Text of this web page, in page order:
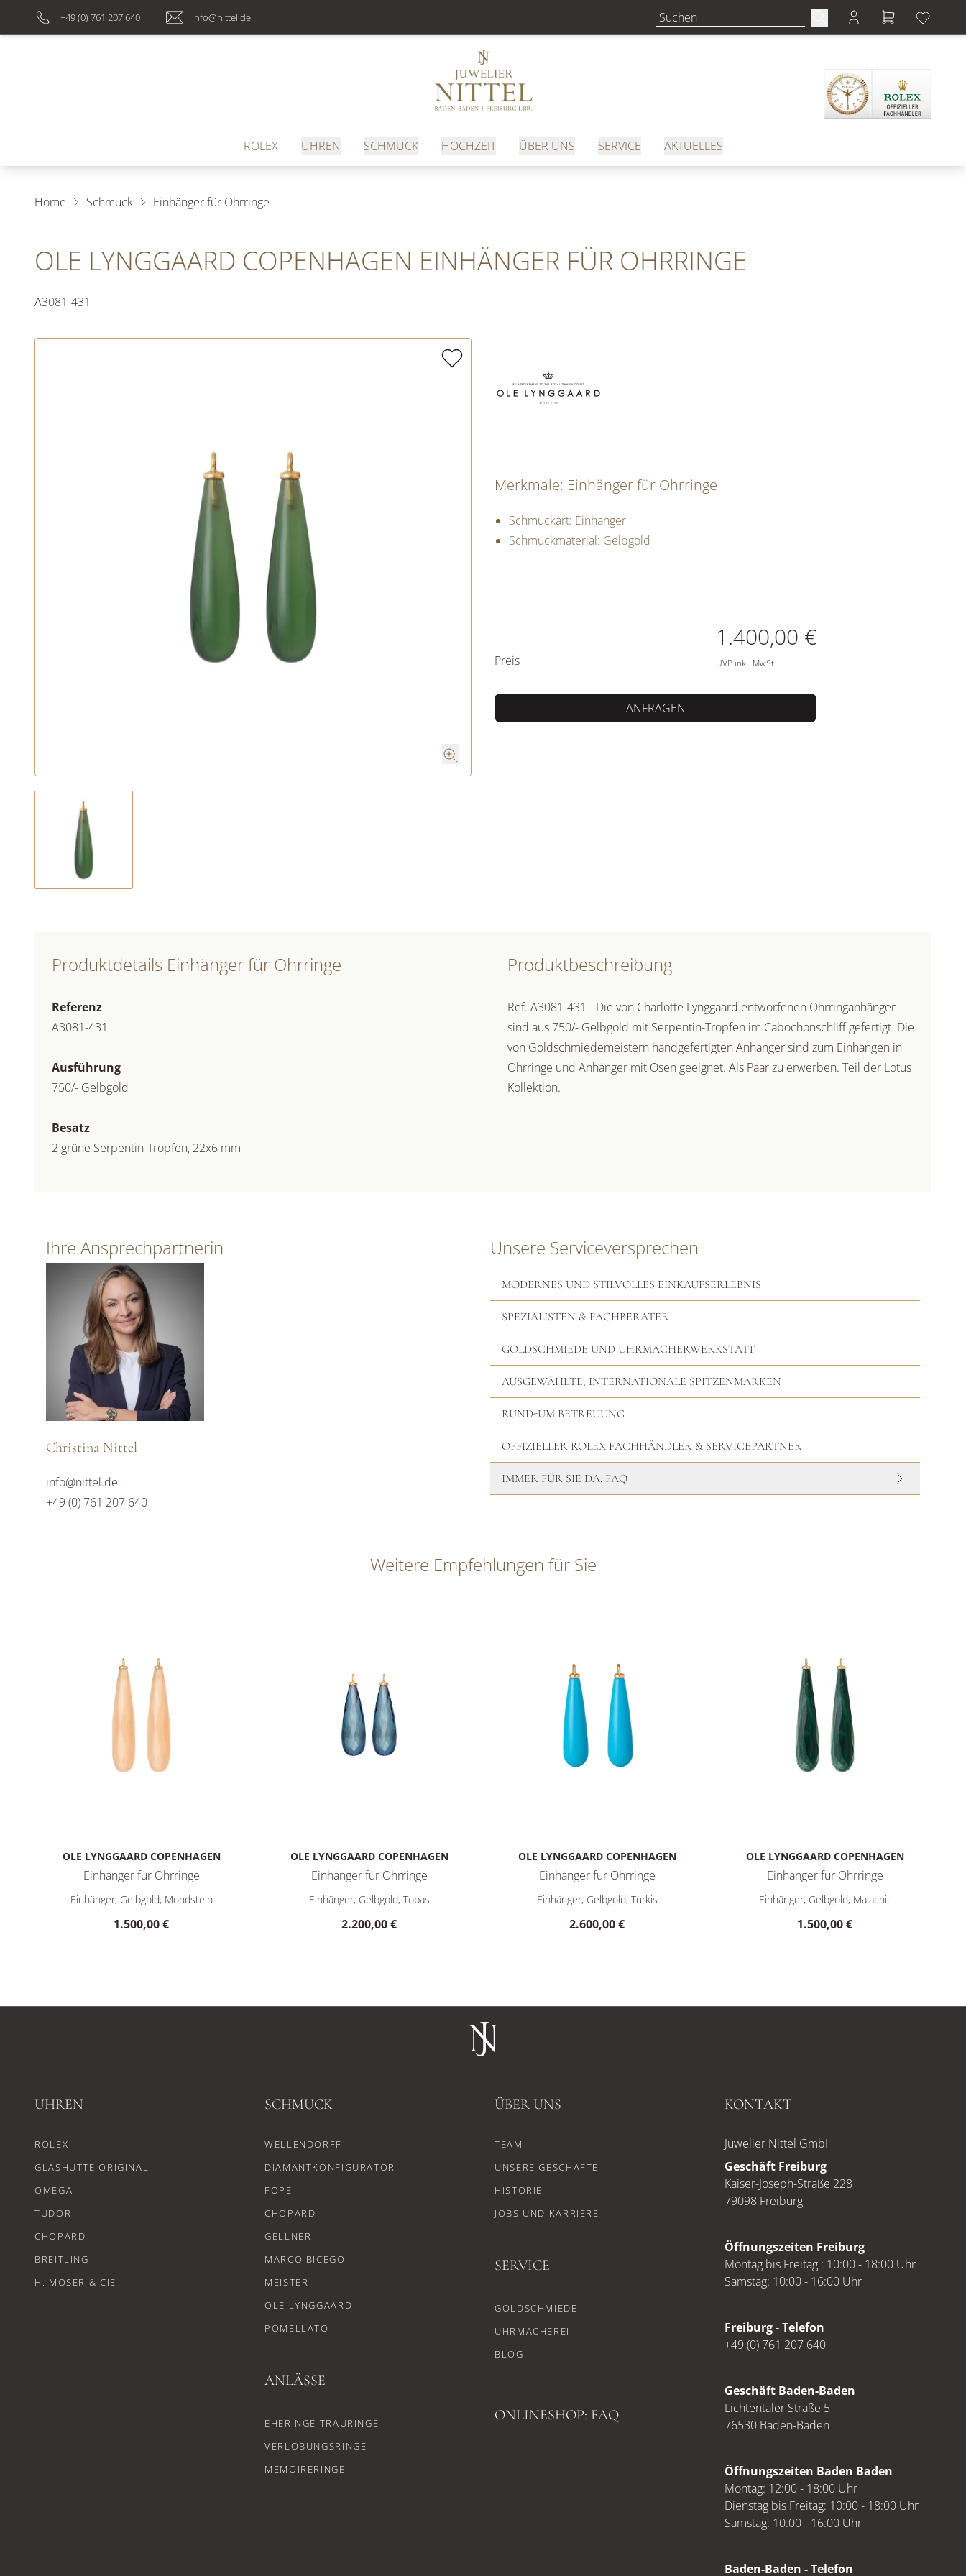
+49 (0) 761 207 640 info@nittel.de
ROLEX UHREN SCHMUCK HOCHZEIT ÜBER UNS SERVICE AKTUELLES
Home Schmuck Einhänger für Ohrringe
OLE LYNGGAARD COPENHAGEN EINHÄNGER FÜR OHRRINGE
A3081-431
Merkmale: Einhänger für Ohrringe
Schmuckart: Einhänger
Schmuckmaterial: Gelbgold
PREISINFORMATIONEN
Preis
1.400,00 €
UVP inkl. MwSt.
ANFRAGEN
Produktdetails Einhänger für Ohrringe
Referenz
A3081-431
Ausführung
750/- Gelbgold
Besatz
2 grüne Serpentin-Tropfen, 22x6 mm
Produktbeschreibung
Ref. A3081-431 - Die von Charlotte Lynggaard entworfenen Ohrringanhänger
sind aus 750/- Gelbgold mit Serpentin-Tropfen im Cabochonschliff gefertigt. Die
von Goldschmiedemeistern handgefertigten Anhänger sind zum Einhängen in
Ohrringe und Anhänger mit Ösen geeignet. Als Paar zu erwerben. Teil der Lotus
Kollektion.
Ihre Ansprechpartnerin
Christina Nittel
info@nittel.de
+49 (0) 761 207 640
Unsere Serviceversprechen
MODERNES UND STILVOLLES EINKAUFSERLEBNIS
SPEZIALISTEN & FACHBERATER
GOLDSCHMIEDE UND UHRMACHERWERKSTATT
AUSGEWÄHLTE, INTERNATIONALE SPITZENMARKEN
RUND-UM BETREUUNG
OFFIZIELLER ROLEX FACHHÄNDLER & SERVICEPARTNER
IMMER FÜR SIE DA: FAQ
Weitere Empfehlungen für Sie
OLE LYNGGAARD COPENHAGEN
Einhänger für Ohrringe
Ole Lynggaard Copenhagen Einhänger für Ohrringe, Ref: A1715-406, Preis: 1.500,00 €
Einhänger, Gelbgold, Mondstein
1.500,00 €
OLE LYNGGAARD COPENHAGEN
Einhänger für Ohrringe
Ole Lynggaard Copenhagen Einhänger für Ohrringe, Ref: A3080-401, Preis: 2.200,00 €
Einhänger, Gelbgold, Topas
2.200,00 €
OLE LYNGGAARD COPENHAGEN
Einhänger für Ohrringe
Ole Lynggaard Copenhagen Einhänger für Ohrringe, Ref: A3081-406, Preis: 2.600,00 €
Einhänger, Gelbgold, Türkis
2.600,00 €
OLE LYNGGAARD COPENHAGEN
Einhänger für Ohrringe
Ole Lynggaard Copenhagen Einhänger für
Einhänger, Gelbgold, Malachit
1.500,00 €
UHREN
ROLEX
GLASHÜTTE ORIGINAL
OMEGA
TUDOR
CHOPARD
BREITLING
H. MOSER & CIE
SCHMUCK
WELLENDORFF
DIAMANTKONFIGURATOR
FOPE
CHOPARD
GELLNER
MARCO BICEGO
MEISTER
OLE LYNGGAARD
POMELLATO
ANLÄSSE
EHERINGE TRAURINGE
VERLOBUNGSRINGE
MEMOIRERINGE
ÜBER UNS
TEAM
UNSERE GESCHÄFTE
HISTORIE
JOBS UND KARRIERE
SERVICE
GOLDSCHMIEDE
UHRMACHEREI
BLOG
ONLINESHOP: FAQ
KONTAKT
Juwelier Nittel GmbH
Geschäft Freiburg
Kaiser-Joseph-Straße 228
79098 Freiburg
Öffnungszeiten Freiburg
Montag bis Freitag : 10:00 - 18:00 Uhr
Samstag: 10:00 - 16:00 Uhr
Freiburg - Telefon
+49 (0) 761 207 640
Geschäft Baden-Baden
Lichtentaler Straße 5
76530 Baden-Baden
Öffnungszeiten Baden Baden
Montag: 12:00 - 18:00 Uhr
Dienstag bis Freitag: 10:00 - 18:00 Uhr
Samstag: 10:00 - 16:00 Uhr
Baden-Baden - Telefon